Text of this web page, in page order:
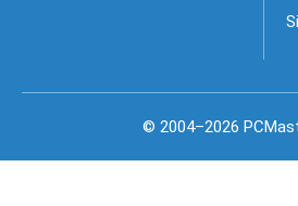
© 2004–2026